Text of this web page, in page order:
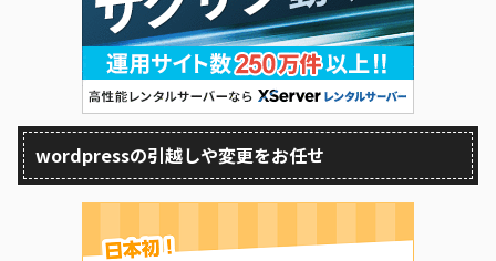
wordpressの引越しや変更をお任せ